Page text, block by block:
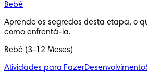
Bebé
Aprende os segredos desta etapa, o
como enfrentá-la.
Bebé (3-12 Meses)
Atividades para FazerDesenvolvimento